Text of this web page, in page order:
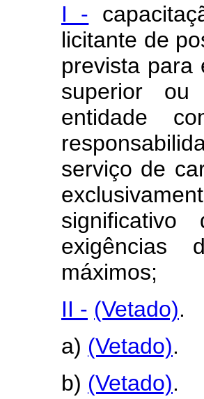
I -
licitante de
prevista para
superior ou
entidade
serviço de
exigências
máximos;
II - (Vetado).
a) (Vetado).
b) (Vetado).